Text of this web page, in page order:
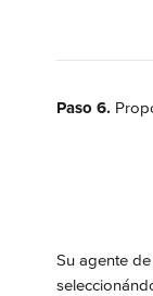
Paso 6.
Su agente